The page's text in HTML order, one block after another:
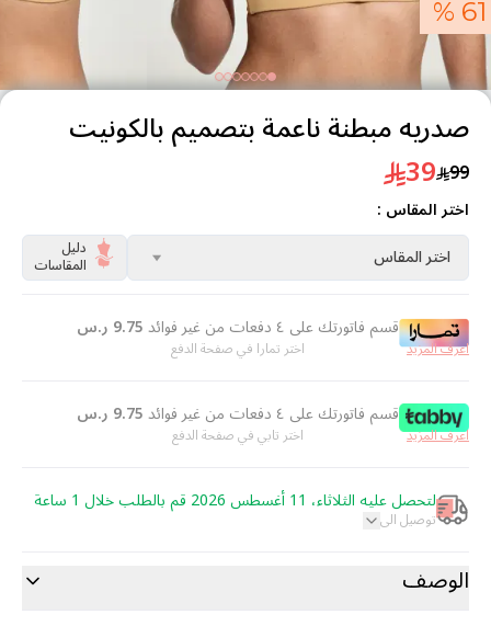
61 %
صدريه مبطنة ناعمة بتصميم بالكونيت
99
39
اختر المقاس :
اختر المقاس
دليل
المقاسات
قسم فاتورتك على ٤ دفعات من غير فوائد 9.75 ر.س
اختر تمارا في صفحة الدفع اعرف المزيد
قسم فاتورتك على ٤ دفعات من غير فوائد 9.75 ر.س
اختر تابي في صفحة الدفع اعرف المزيد
لتحصل عليه الثلاثاء، 11 أغسطس 2026 قم بالطلب خلال 1 ساعة
توصيل الى
الوصف